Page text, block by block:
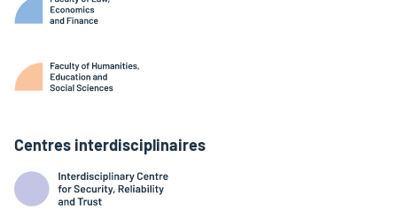
Centres interdisciplinaires